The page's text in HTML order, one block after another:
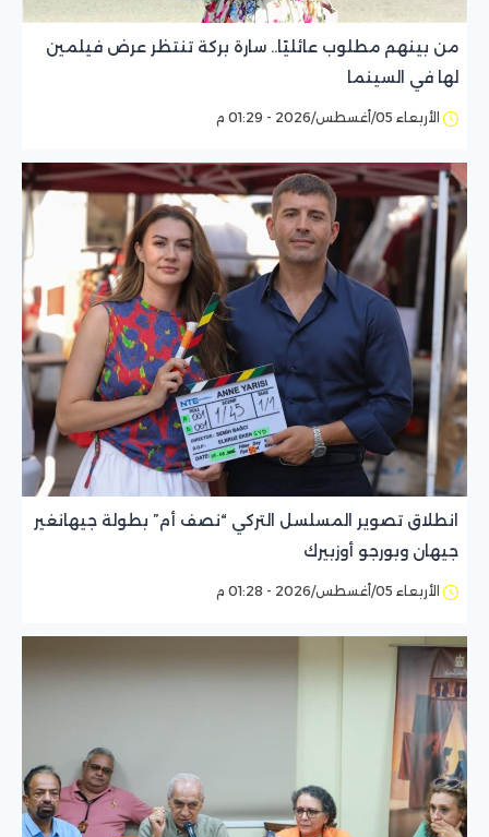
من بينهم مطلوب عائليًا.. سارة بركة تنتظر عرض فيلمين
لها في السينما
الأربعاء 05/أغسطس/2026 - 01:29 م
انطلاق تصوير المسلسل التركي “نصف أم” بطولة جيهانغير
جيهان وبورجو أوزبيرك
الأربعاء 05/أغسطس/2026 - 01:28 م